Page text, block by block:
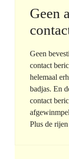
Geen
Geen
contact
helemaal
badjas. En
contact
Plus de